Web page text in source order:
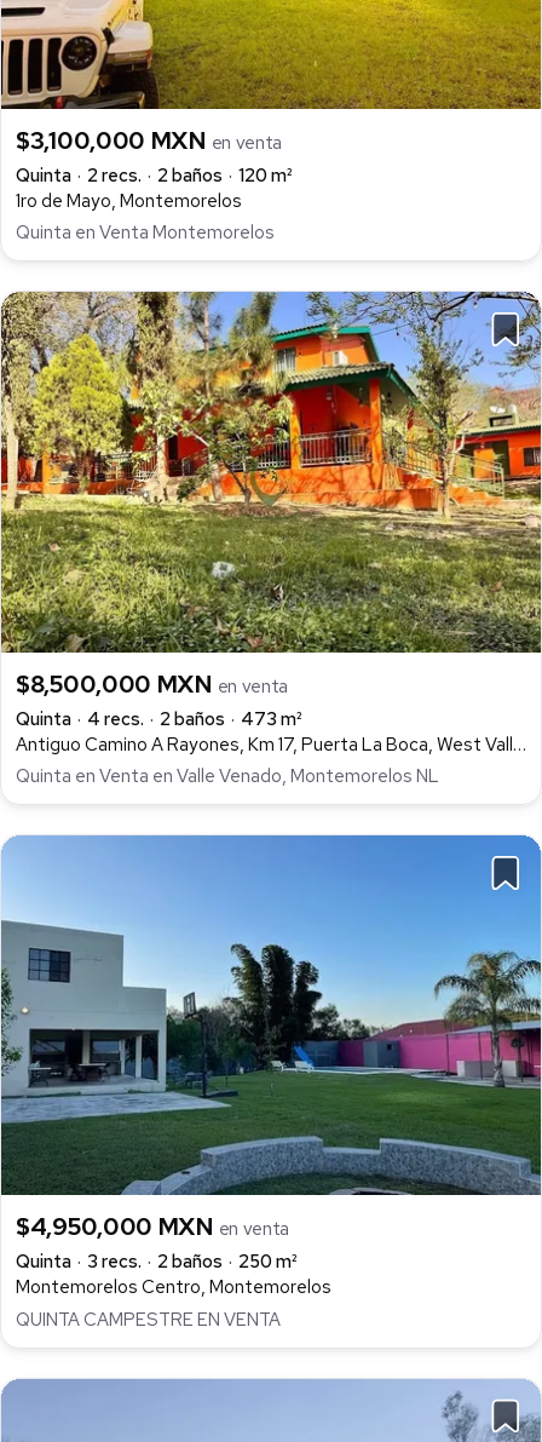
$3,100,000 MXN en venta
Quinta
2 recs. 2 baños
120 m²
1ro de Mayo, Montemorelos
Quinta en Venta Montemorelos
$8,500,000 MXN en venta
Quinta
4 recs. 2 baños
473 m²
Antiguo Camino A Rayones, Km 17, Puerta La Boca, West Valle Venado, Montemorelos
Quinta en Venta en Valle Venado, Montemorelos NL
$4,950,000 MXN en venta
Quinta
3 recs. 2 baños
250 m²
Montemorelos Centro, Montemorelos
QUINTA CAMPESTRE EN VENTA